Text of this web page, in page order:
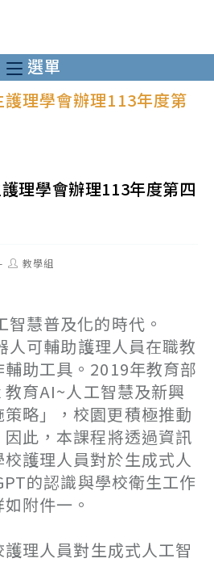
選單
理學會辦理113年度第
理學會辦理113年度第四
Post教學組
智慧普及化的時代。
人可輔助護理人員在職教
助工具。2019年教育部
育AI~人工智慧及新興
略」，校園更積極推動
此，本課程將透過資訊
護理人員對於生成式人
的認識與學校衛生工作
附件一。
人員對生成式人工智